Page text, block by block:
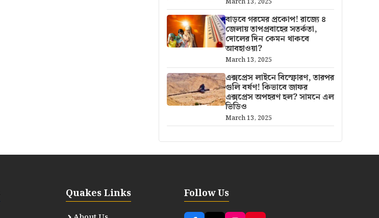
বাড়বে গরমের প্রকোপ! রাজ্যে ৪
জেলায় তাপপ্রবাহের সতর্কতা,
দোলের দিন কেমন থাকবে
আবহাওয়া?
March 13, 2025
এক্সপ্রেস লাইনে বিস্ফোরণ, তারপর
গুলি বর্ষণ! কিভাবে জাফর
এক্সপ্রেস অপহরণ হল? সামনে এল
ভিডিও
March 13, 2025
Quakes Links Follow Us